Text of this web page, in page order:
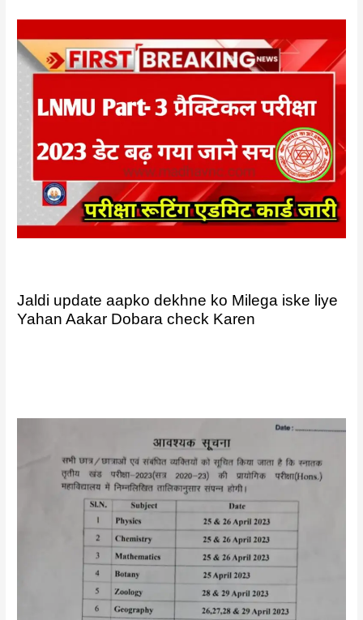
Jaldi update aapko dekhne ko Milega iske liye
Yahan Aakar Dobara check Karen